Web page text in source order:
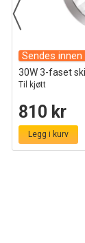
Sendes
30W 3-faset
Til kjøtt
810 kr
Legg i kurv